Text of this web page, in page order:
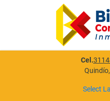
Cel.
Select